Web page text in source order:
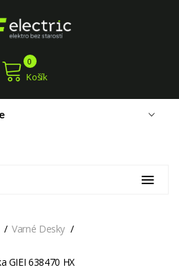
Košík
0
Varné Desky
GIEI 638470 HX